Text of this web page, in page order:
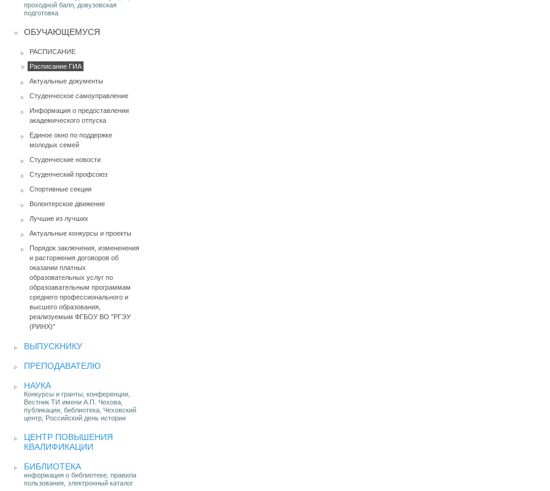
проходной балл, довузовская
подготовка
ОБУЧАЮЩЕМУСЯ
РАСПИСАНИЕ
Расписание ГИА
Актуальные документы
Студенческое самоуправление
Информация о предоставлении
академического отпуска
Единое окно по поддержке
молодых семей
Студенческие новости
Студенческий профсоюз
Спортивные секции
Волонтерское движение
Лучшие из лучших
Актуальные конкурсы и проекты
Порядок заключения, измененения
и расторжения договоров об
оказании платных
образовательных услуг по
образоавательным программам
среднего профессионального и
высшего образования,
реализуемым ФГБОУ ВО "РГЭУ
(РИНХ)"
ВЫПУСКНИКУ
ПРЕПОДАВАТЕЛЮ
НАУКА
Конкурсы и гранты, конференции,
Вестник ТИ имени А.П. Чехова,
публикации, библиотека, Чеховский
центр, Российский день истории
ЦЕНТР ПОВЫШЕНИЯ
КВАЛИФИКАЦИИ
БИБЛИОТЕКА
информация о библиотеке, правила
пользования, электронный каталог